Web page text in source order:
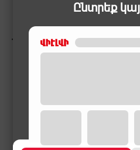
Ընտրեք
ՆՄԱՆԱՏԻՊ ԱՊՐԱՆՔՆԵՐ